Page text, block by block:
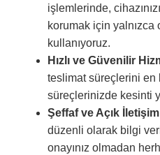
işlemlerinde,
korumak için
kullanıyoruz.
Hızlı ve Güvenilir
teslimat süreçlerini en
süreçlerinizde kesinti
Şeffaf ve Açık
düzenli olarak bilgi
onayınız olmadan